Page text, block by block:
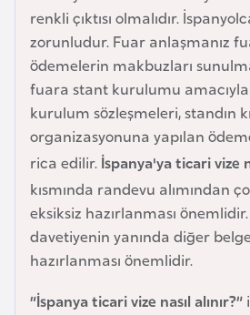
renkli çıktısı olmalıdır.
zorunludur. Fuar anlaşmanız
ödemelerin makbuzları
fuara stant kurulumu
kurulum sözleşmeleri, standın
organizasyonuna yapılan
rica edilir. İspanya'ya ticari vize
kısmında randevu alımından
eksiksiz hazırlanması
davetiyenin yanında diğer
hazırlanması önemlidir.
“İspanya ticari vize nasıl alınır?”
l
a
d
e
ş
B
e
l
a
r
u